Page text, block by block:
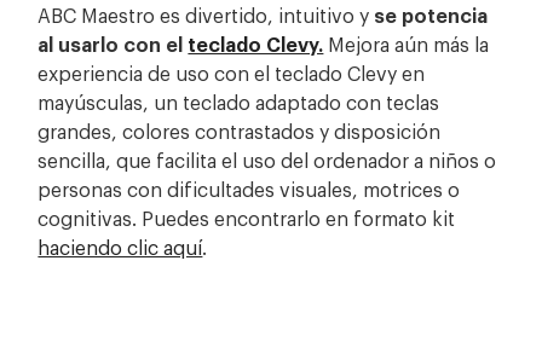
ABC Maestro es divertido, intuitivo y se potencia
al usarlo con el teclado Clevy. Mejora aún más la
experiencia de uso con el teclado Clevy en
mayúsculas, un teclado adaptado con teclas
grandes, colores contrastados y disposición
sencilla, que facilita el uso del ordenador a niños o
personas con dificultades visuales, motrices o
cognitivas. Puedes encontrarlo en formato kit
haciendo clic aquí.